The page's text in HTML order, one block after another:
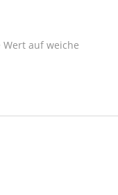
auf weiche